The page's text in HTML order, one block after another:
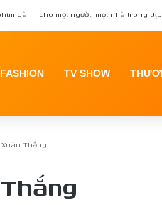
dành cho mọi người, mọi nhà trong
TV SHOW
Xuân Thắng